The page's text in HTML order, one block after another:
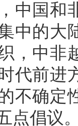
中国和
中的大
，中非
代前进
不确定
点倡议